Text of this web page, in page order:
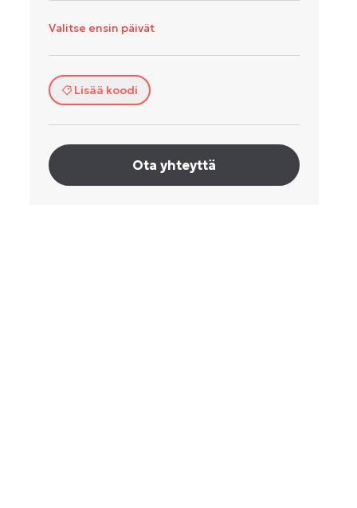
Valitse ensin päivät
Lisää koodi
Ota yhteyttä